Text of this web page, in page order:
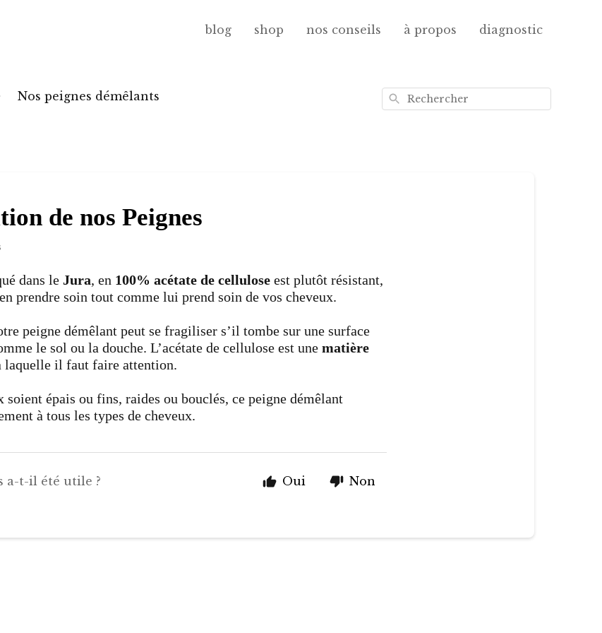
blog shop nos conseils à propos diagnostic
Nos peignes démêlants
Rechercher
de nos Peignes
dans leJura, en 100% acétate de cellulose est plutôt résistant,
prendre soin tout comme lui prend soin de vos cheveux.
peigne démêlant peut se fragiliser s’il tombe sur une surface
le sol ou la douche. L’acétate de cellulose est unematière
laquelle il faut faire attention.
soient épais ou fins, raides ou bouclés, ce peigne démêlant
à tous les types de cheveux.
a-t-il été utile ? Oui Non